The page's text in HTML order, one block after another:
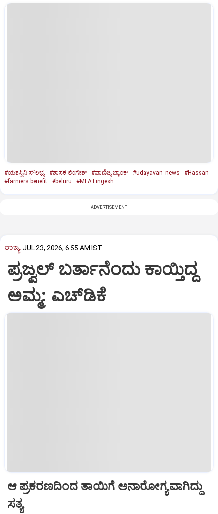
#ಯಶಸ್ವಿನಿ ಸೌಲಭ್ಯ #ಶಾಸಕ ಲಿಂಗೇಶ್ #ವಾಣಿಜ್ಯ ಬ್ಯಾಂಕ್‌ #udayavani news
#Hassan
#farmers benefit
#beluru #MLA Lingesh
ADVERTISEMENT
ರಾಜ್ಯ JUL 23, 2026, 6:55 AM IST
ಪ್ರಜ್ವಲ್‌ ಬರ್ತಾನೆಂದು ಕಾಯ್ತಿದ್ದ
ಅಮ್ಮ: ಎಚ್‌ಡಿಕೆ
ಆ ಪ್ರಕರಣದಿಂದ ತಾಯಿಗೆ ಅನಾರೋಗ್ಯವಾಗಿದ್ದು
ಸತ್ಯ